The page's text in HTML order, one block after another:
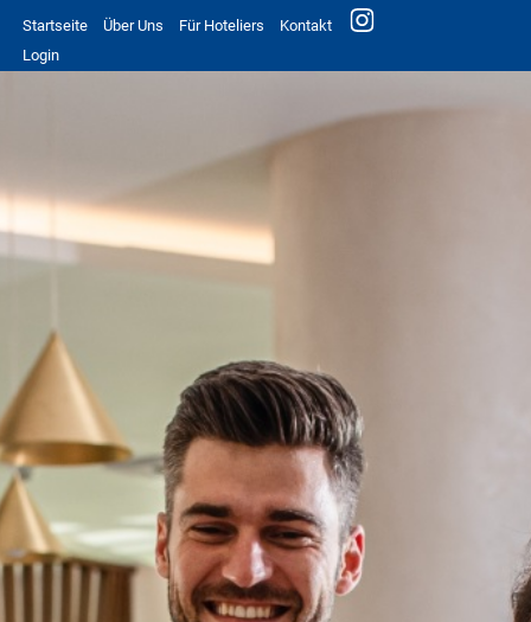
Startseite Über Uns Für Hoteliers
Kontakt
Login